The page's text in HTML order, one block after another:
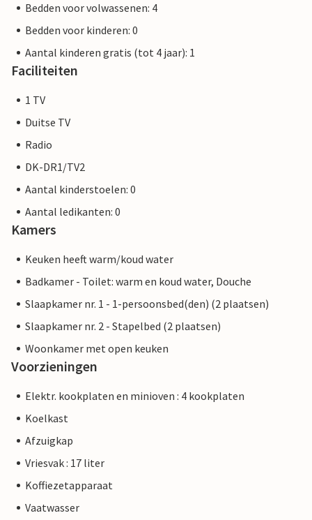
Bedden voor volwassenen: 4
Bedden voor kinderen: 0
Aantal kinderen gratis (tot 4 jaar): 1
Faciliteiten
1 TV
Duitse TV
Radio
DK-DR1/TV2
Aantal kinderstoelen: 0
Aantal ledikanten: 0
Kamers
Keuken heeft warm/koud water
Badkamer - Toilet: warm en koud water, Douche
Slaapkamer nr. 1 - 1-persoonsbed(den) (2 plaatsen)
Slaapkamer nr. 2 - Stapelbed (2 plaatsen)
Woonkamer met open keuken
Voorzieningen
Elektr. kookplaten en minioven : 4 kookplaten
Koelkast
Afzuigkap
Vriesvak : 17 liter
Koffiezetapparaat
Vaatwasser